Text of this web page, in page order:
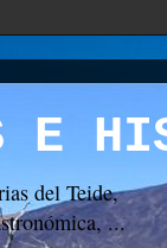
E
del Teide,
...